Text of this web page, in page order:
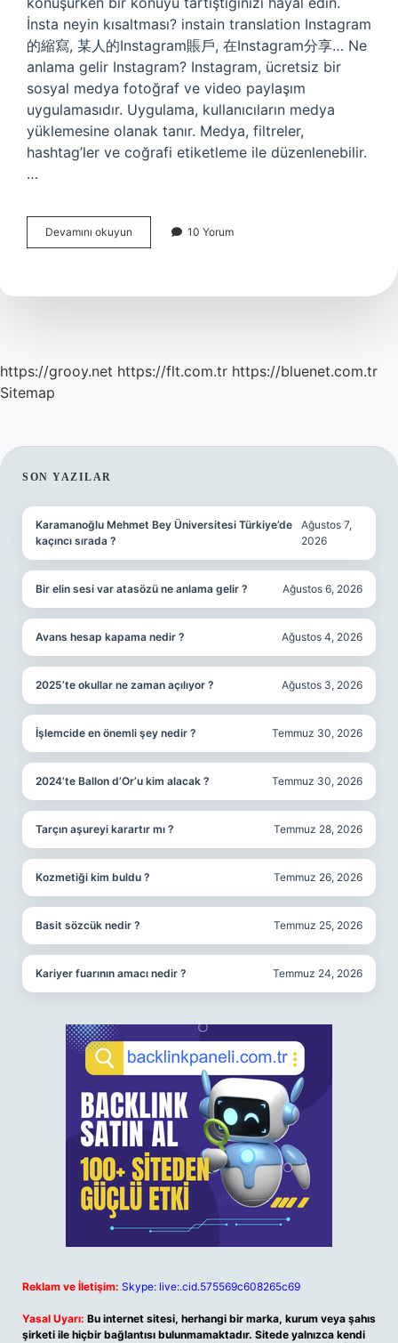
İnsta neyin kısaltması? instain translation Instagram
的縮寫, 某人的Instagram賬戶, 在Instagram分享… Ne
anlama gelir Instagram? Instagram, ücretsiz bir
sosyal medya fotoğraf ve video paylaşım
uygulamasıdır. Uygulama, kullanıcıların medya
yüklemesine olanak tanır. Medya, filtreler,
hashtag’ler ve coğrafi etiketleme ile düzenlenebilir.
…
Devamını okuyun
Y
Instagram
10 Yorum
https://grooy.net https://flt.com.tr https://bluenet.com.tr
Sitemap
SIDEBAR
SON YAZILAR
Karamanoğlu Mehmet Bey Üniversitesi Türkiye’de
kaçıncı sırada ?
Ağustos 7,
2026
Bir elin sesi var atasözü ne anlama gelir ? Ağustos 6, 2026
Avans hesap kapama nedir ? Ağustos 4, 2026
2025’te okullar ne zaman açılıyor ? Ağustos 3, 2026
İşlemcide en önemli şey nedir ? Temmuz 30, 2026
2024’te Ballon d’Or’u kim alacak ? Temmuz 30, 2026
Tarçın aşureyi karartır mı ? Temmuz 28, 2026
Kozmetiği kim buldu ? Temmuz 26, 2026
Basit sözcük nedir ? Temmuz 25, 2026
Kariyer fuarının amacı nedir ? Temmuz 24, 2026
Reklam ve İletişim: Skype: live:.cid.575569c608265c69
Yasal Uyarı: Bu internet sitesi, herhangi bir marka, kurum veya şahıs
şirketi ile hiçbir bağlantısı bulunmamaktadır. Sitede yalnızca kendi